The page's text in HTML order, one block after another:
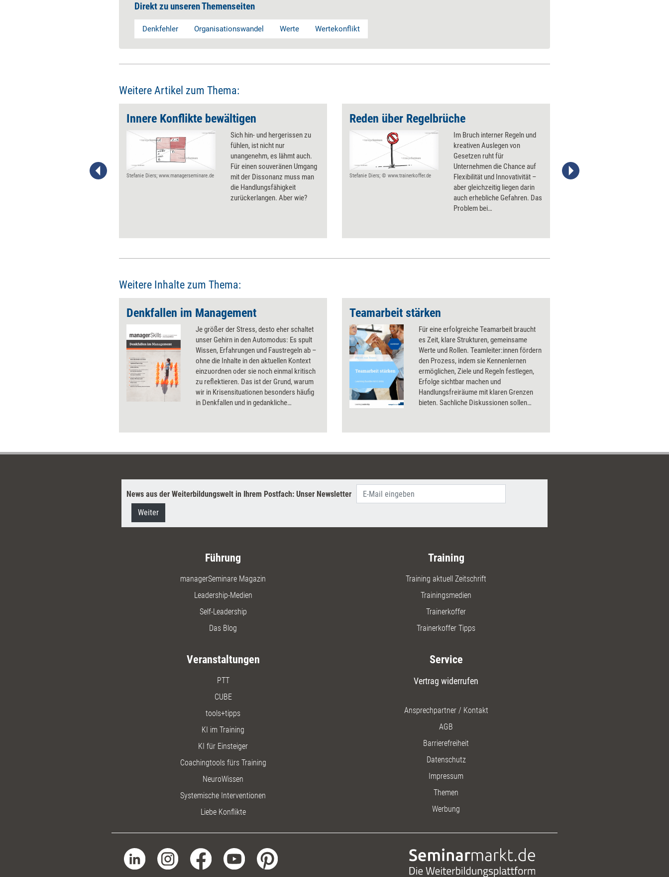
Direkt zu unseren Themenseiten
Denkfehler Organisationswandel Werte Wertekonflikt
Weitere Artikel zum Thema:
Innere Konflikte bewältigen
Stefanie Diers; www.managerseminare.de
Sich hin- und hergerissen zu
fühlen, ist nicht nur
unangenehm, es lähmt auch.
Für einen souveränen Umgang
mit der Dissonanz muss man
die Handlungsfähigkeit
zurückerlangen. Aber wie?
Reden über Regelbrüche
Stefanie Diers; © www.trainerkoffer.de
Im Bruch interner Regeln und
kreativen Auslegen von
Gesetzen ruht für
Unternehmen die Chance auf
Flexibilität und Innovativität –
aber gleichzeitig liegen darin
auch erhebliche Gefahren. Das
Problem bei
reden kann. Sechs Tipps, wie
Stefanie Diers/trainerkoffer.de
Weitere Inhalte zum Thema:
Denkfallen im Management
Je größer der Stress, desto eher schaltet
unser Gehirn in den Automodus: Es spult
Wissen, Erfahrungen und Faustregeln ab –
ohne die Inhalte in den aktuellen Kontext
einzuordnen oder sie noch einmal kritisch
zu reflektieren. Das ist der Grund, warum
wir in Krisensituationen besonders häufig
in Denkfallen und in gedankliche
souveränes Denken trainiert werden kann.
Teamarbeit stärken
Für eine erfolgreiche Teamarbeit braucht
es Zeit, klare Strukturen, gemeinsame
Werte und Rollen. Teamleiter:innen fördern
den Prozess, indem sie Kennenlernen
ermöglichen, Ziele und Regeln festlegen,
Erfolge sichtbar machen und
Handlungsfreiräume mit klaren Grenzen
bieten. Sachliche Diskussionen sollen
sich Zusammenarbeit stärken, alle
Die sechs Selbstlernmodule dieses
Kompetenzbereich auszubauen.
News aus der Weiterbildungswelt in Ihrem Postfach: Unser Newsletter
Weiter
Führung
managerSeminare Magazin
Leadership-Medien
Self-Leadership
Das Blog
Training
Training aktuell Zeitschrift
Trainingsmedien
Trainerkoffer
Trainerkoffer Tipps
Veranstaltungen
PTT
CUBE
tools+tipps
KI im Training
KI für Einsteiger
Coachingtools fürs Training
NeuroWissen
Systemische Interventionen
Liebe Konflikte
Service
Vertrag widerrufen
Ansprechpartner / Kontakt
AGB
Barrierefreiheit
Datenschutz
Impressum
Themen
Werbung